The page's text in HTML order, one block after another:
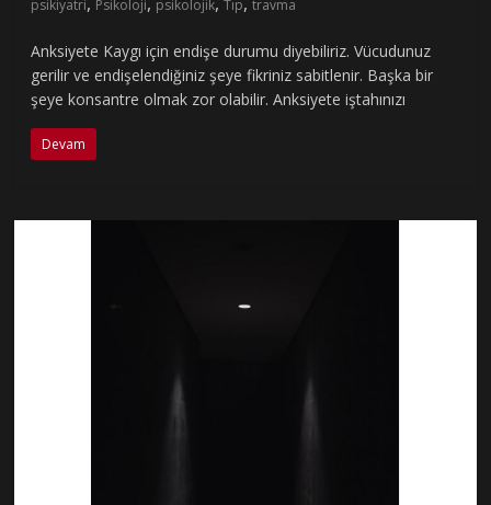
psikiyatri Psikoloji psikolojik Tıp travma
Anksiyete Kaygı için endişe durumu diyebiliriz. Vücudunuz
gerilir ve endişelendiğiniz şeye fikriniz sabitlenir. Başka bir
şeye konsantre olmak zor olabilir. Anksiyete iştahınızı
Devam